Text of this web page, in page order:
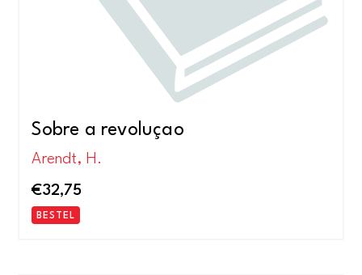
Sobre a revoluçao
Arendt, H.
€32,75
BESTEL